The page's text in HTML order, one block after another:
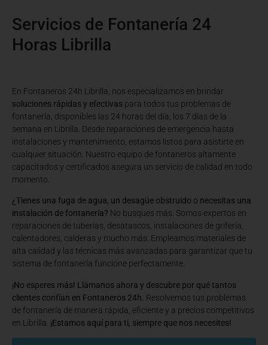
Servicios de Fontanería 24
Horas Librilla
En Fontaneros 24h Librilla , nos especializamos en brindar
soluciones rápidas y efectivas para todos tus problemas de
fontanería, disponibles las 24 horas del día, los 7 días de la
semana en Librilla. Desde reparaciones de emergencia hasta
instalaciones y mantenimiento, estamos listos para asistirte en
cualquier situación. Nuestro equipo de fontaneros altamente
capacitados y certificados asegura un servicio de calidad en todo
momento.
¿Tienes una fuga de agua, un desagüe obstruido o necesitas una
instalación de fontanería? No busques más. Somos expertos en
reparaciones de tuberías, desatascos, instalaciones de grifería,
calentadores, calderas y mucho más. Empleamos materiales de
alta calidad y las técnicas más avanzadas para garantizar que tu
sistema de fontanería funcione perfectamente.
¡No esperes más! Llámanos ahora y descubre por qué tantos
clientes confían en Fontaneros 24h. Resolvemos tus problemas
de fontanería de manera rápida, eficiente y a precios competitivos
en Librilla. ¡Estamos aquí para ti, siempre que nos necesites!